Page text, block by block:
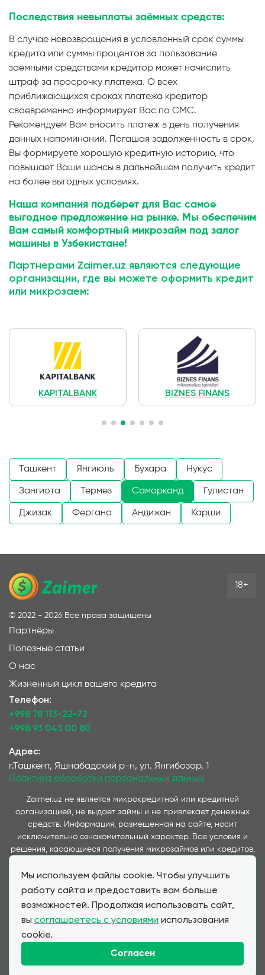
Последствия невыплаты заёмных средств:
В случае невозвращения в условленный срок суммы
кредита или суммы процентов за пользование
заёмными средствами кредитор может начислить
штраф за просрочку платежа. О всех
приближающихся сроках платежа кредитор
своевременно информирует Вас по СМС.
Рекомендуем Вам вносить платеж в день получения
данных напоминаний. Погашая задолженность в срок,
Вы формируете хорошую кредитную историю, что
повышает Ваши шансы в дальнейшем получить кредит
на более выгодных условиях.
Наша компания подберет для Вас самое
выгодное предложение на рынке. Мы обеспечим
Вам самый комфортный микрозайм под залог
машины в Узбекистане!
Партнерами Zaimer.uz являются следующие
организации, где вы можете оформить кредит
или микрозаем:
KAPITALBANK BIZNES FINANS
Ташкент Янгиюль Бухара Нукус
Зангиота Термез Самарканд Гулистан
Джизак Фергана Андижан Карши
Мы используем файлы cookie. Чтобы улучшить
работу сайта и предоставить вам больше
возможностей. Продолжая использовать сайт,
вы соглашаетесь с условиями использования
cookie.
Согласен
© 2022 - 2026 Все права защищены
Партнёры
Полезные статьи
О нас
Жизненный цикл вашего кредита
Телефон:
+998 78 113-22-72
+998 93 043 00 80
Адрес:
г.Ташкент, Яшнабадский р-н, ул. Янгибозор, 1
Политика обработки персональных данных
18+
Zaimer.uz не является микрокредитной или кредитной
организацией, не выдает займы и не привлекает денежных
средств. Информация, размещенная на сайте, носит
исключительно ознакомительный характер. Все условия и
решения, касающиеся получения микрозаймов или кредитов,
предоставляющими данные услуги и представленные на
данном сайте. Важно отметить, что условия займов и
соответствуют условиям, предоставляемым партнерскими
МФО и банками при прямом обращении клиента. Zaimer.uz
выступает в качестве информационного посредника,
обеспечивая удобство выбора и подачи заявок для клиентов,
не влияя на стоимость и условия финансовых продуктов.